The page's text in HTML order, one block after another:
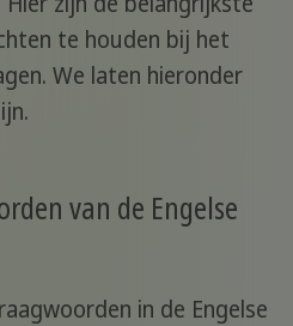
te houden bij het
We laten hieronder
van de Engelse
in de Engelse